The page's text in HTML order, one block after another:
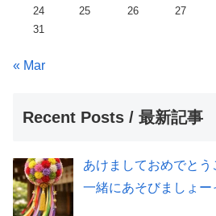
24
25 26 27
31
« Mar
Recent Posts / 最新記事
あけましておめでと
一緒にあそびましょー